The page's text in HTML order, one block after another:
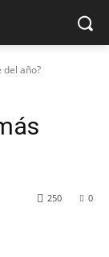
del año?
0
250